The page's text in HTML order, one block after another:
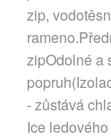
zip,
zipOdolné a
- zůstává
Ice